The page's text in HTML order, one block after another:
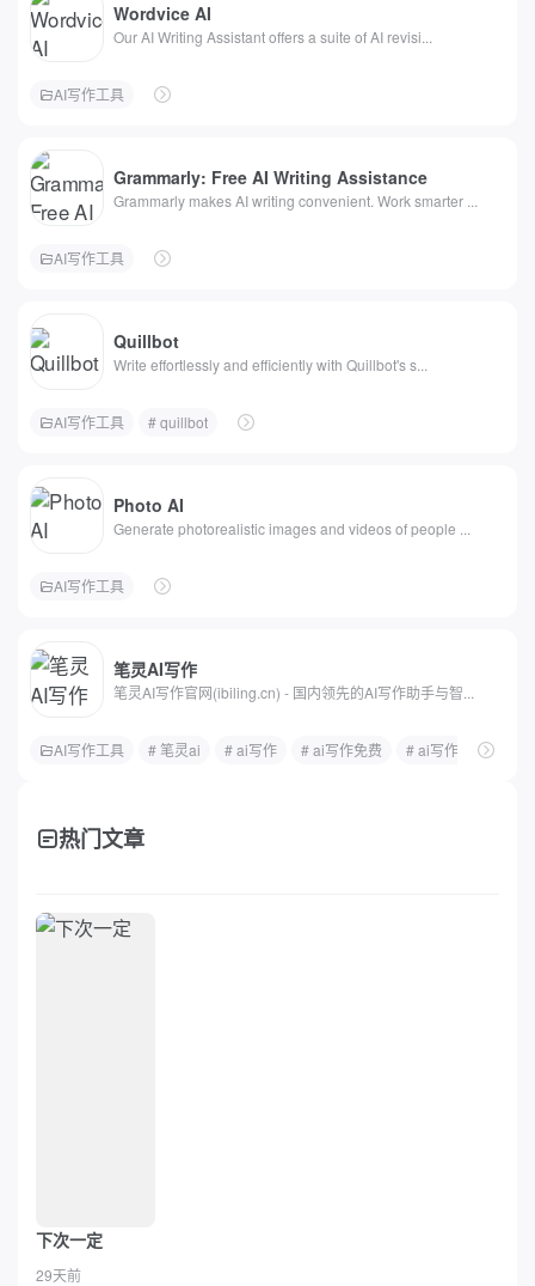
Wordvice AI
Our AI Writing Assistant offers a suite of AI revisi...
AI写作工具
Grammarly: Free AI Writing Assistance
Grammarly makes AI writing convenient. Work smarter ...
AI写作工具
Quillbot
Write effortlessly and efficiently with Quillbot's s...
AI写作工具 # quillbot
Photo AI
Generate photorealistic images and videos of people ...
AI写作工具
笔灵AI写作
笔灵AI写作官网(ibiling.cn) - 国内领先的AI写作助手与智...
AI写作工具 # 笔灵ai # ai写作 # ai写作免费 # ai写作助手
热门文章
下次一定
29天前